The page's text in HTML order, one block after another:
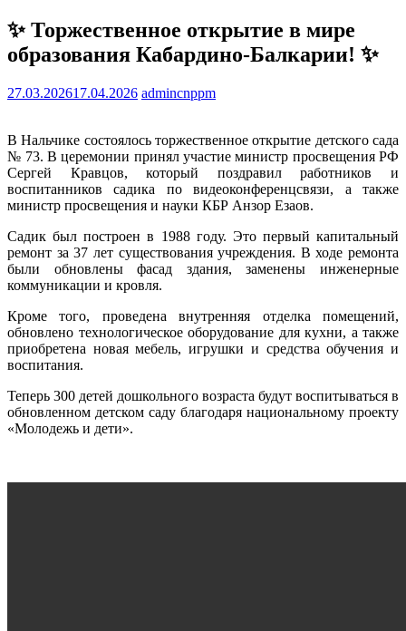
✨ Торжественное открытие в мире
образования Кабардино-Балкарии! ✨
27.03.202617.04.2026 admincnppm
В Нальчике состоялось торжественное открытие детского сада
№ 73. В церемонии принял участие министр просвещения РФ
Сергей Кравцов, который поздравил работников и
воспитанников садика по видеоконференцсвязи, а также
министр просвещения и науки КБР Анзор Езаов.
Садик был построен в 1988 году. Это первый капитальный
ремонт за 37 лет существования учреждения. В ходе ремонта
были обновлены фасад здания, заменены инженерные
коммуникации и кровля.
Кроме того, проведена внутренняя отделка помещений,
обновлено технологическое оборудование для кухни, а также
приобретена новая мебель, игрушки и средства обучения и
воспитания.
Теперь 300 детей дошкольного возраста будут воспитываться в
обновленном детском саду благодаря национальному проекту
«Молодежь и дети».